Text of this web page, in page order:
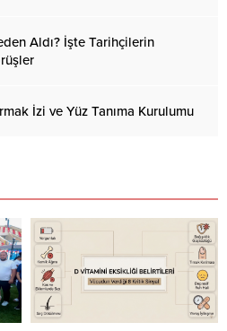
Aldı? İşte Tarihçilerin
İzi ve Yüz Tanıma Kurulumu